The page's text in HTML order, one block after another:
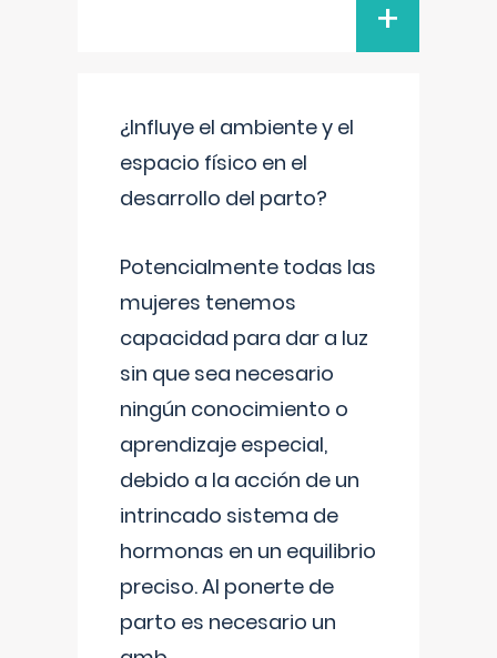
+
¿Influye el ambiente y el
espacio físico en el
desarrollo del parto?
Potencialmente todas las
mujeres tenemos
capacidad para dar a luz
sin que sea necesario
ningún conocimiento o
aprendizaje especial,
debido a la acción de un
intrincado sistema de
hormonas en un equilibrio
preciso. Al ponerte de
parto es necesario un